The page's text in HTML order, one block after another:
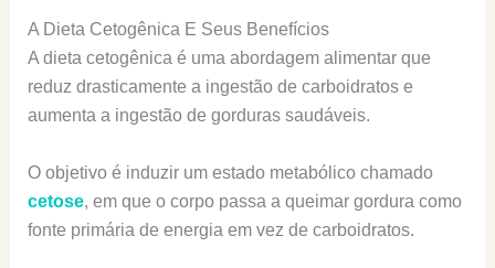
A Dieta Cetogênica E Seus Benefícios
A dieta cetogênica é uma abordagem alimentar que
reduz drasticamente a ingestão de carboidratos e
aumenta a ingestão de gorduras saudáveis.
O objetivo é induzir um estado metabólico chamado
cetose, em que o corpo passa a queimar gordura como
fonte primária de energia em vez de carboidratos.